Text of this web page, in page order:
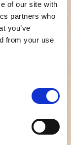
of our site with
partners who
you’ve
from your use
missio:
hyvä työn ja